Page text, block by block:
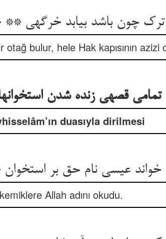
ترک چون باشد بیابد خرگهی **
bulur, hele Hak kapısının azizi
تمامی قصه‏ی زنده شدن
duasıyla dirilmesi
خواند عیسی نام حق بر
Allah adını okudu.